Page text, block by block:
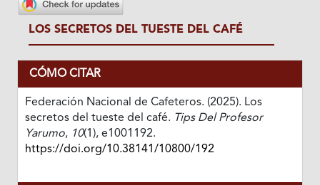
LOS SECRETOS DEL TUESTE DEL CAFÉ
CÓMO CITAR
Federación Nacional de Cafeteros. (2025). Los
secretos del tueste del café. Tips Del Profesor
Yarumo, 10(1), e1001192.
https://doi.org/10.38141/10800/192